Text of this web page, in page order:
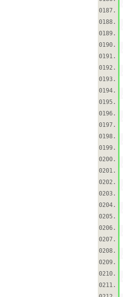
0187.
0188.
0189.
0190.
0191.
0192.
0193.
0194.
0195.
0196.
0197.
0198.
0199.
0200.
0201.
0202.
0203.
0204.
0205.
0206.
0207.
0208.
0209.
0210.
0211.